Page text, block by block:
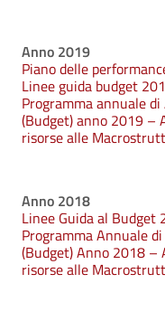
Anno 2019
Piano delle
Linee guida budget
Programma annuale
(Budget) anno 2019 –
risorse alle
Anno 2018
Linee Guida al Budget
Programma Annuale
(Budget) Anno 2018 –
risorse alle